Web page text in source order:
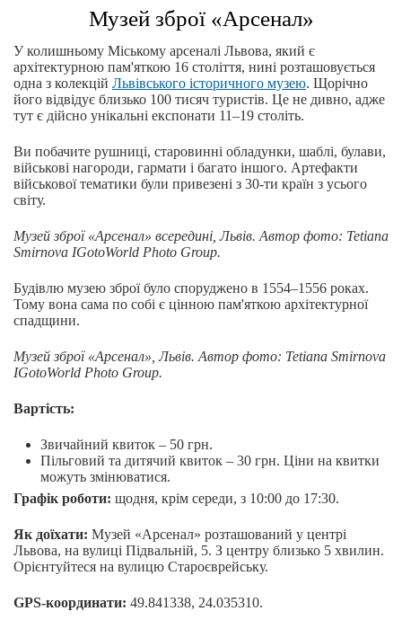
Музей зброї «Арсенал»
У колишньому Міському арсеналі Львова, який є
архітектурною пам'яткою 16 століття, нині розташовується
одна з колекцій Львівського історичного музею. Щорічно
його відвідує близько 100 тисяч туристів. Це не дивно, адже
тут є дійсно унікальні експонати 11–19 століть.
Ви побачите рушниці, старовинні обладунки, шаблі, булави,
військові нагороди, гармати і багато іншого. Артефакти
військової тематики були привезені з 30-ти країн з усього
світу.
Музей зброї «Арсенал» всередині, Львів. Автор фото: Tetiana
Smirnova IGotoWorld Photo Group.
Будівлю музею зброї було споруджено в 1554–1556 роках.
Тому вона сама по собі є цінною пам'яткою архітектурної
спадщини.
Музей зброї «Арсенал», Львів. Автор фото: Tetiana Smirnova
IGotoWorld Photo Group.
Вартість:
Звичайний квиток – 50 грн.
Пільговий та дитячий квиток – 30 грн. Ціни на квитки
можуть змінюватися.
Графік роботи: щодня, крім середи, з 10:00 до 17:30.
Як доїхати: Музей «Арсенал» розташований у центрі
Львова, на вулиці Підвальній, 5. З центру близько 5 хвилин.
Орієнтуйтеся на вулицю Староєврейську.
GPS-координати: 49.841338, 24.035310.